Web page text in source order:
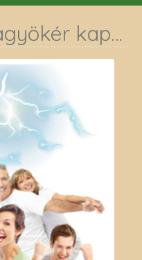
Pharmekal rózsagyökér kapszula